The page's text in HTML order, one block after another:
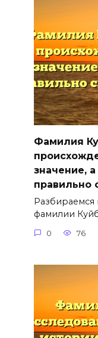
Фамилия
значение,
правильно
фамилии
0 76